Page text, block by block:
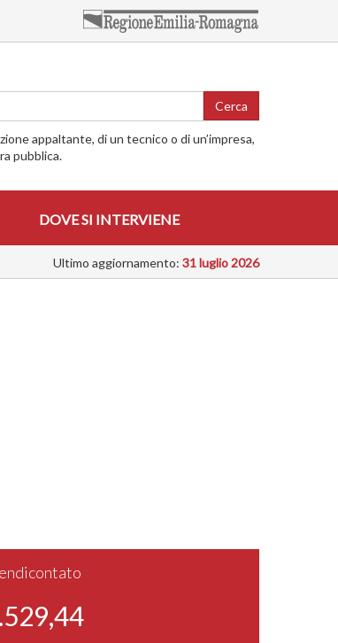
Cerca
appaltante, di un tecnico o di un’impresa,
pubblica.
DOVE SI INTERVIENE
Ultimo aggiornamento: 31 luglio 2026